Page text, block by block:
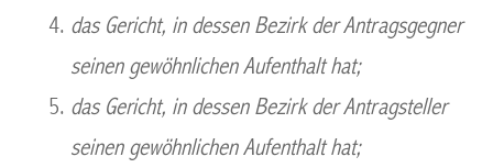
das Gericht, in dessen Bezirk der Antragsgegner
seinen gewöhnlichen Aufenthalt hat;
das Gericht, in dessen Bezirk der Antragsteller
seinen gewöhnlichen Aufenthalt hat;